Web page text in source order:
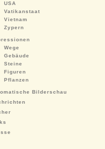
USA
Vatikanstaat
Vietnam
Zypern
Wege
Gebäude
Steine
Figuren
Pflanzen
Bilderschau